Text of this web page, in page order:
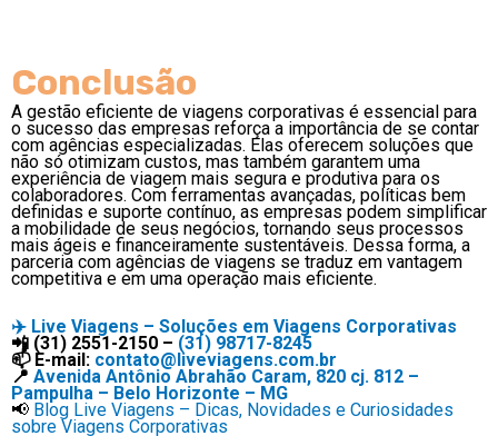
Conclusão
A gestão eficiente de viagens corporativas é essencial para
o sucesso das empresas reforça a importância de se contar
com agências especializadas. Elas oferecem soluções que
não só otimizam custos, mas também garantem uma
experiência de viagem mais segura e produtiva para os
colaboradores. Com ferramentas avançadas, políticas bem
definidas e suporte contínuo, as empresas podem simplificar
a mobilidade de seus negócios, tornando seus processos
mais ágeis e financeiramente sustentáveis. Dessa forma, a
parceria com agências de viagens se traduz em vantagem
competitiva e em uma operação mais eficiente.
✈️ Live Viagens – Soluções em Viagens Corporativas
📲 (31) 2551-2150 – (31) 98717-8245
📫 E-mail: contato@liveviagens.com.br
📍 Avenida Antônio Abrahão Caram, 820 cj. 812 –
Pampulha – Belo Horizonte – MG
📢 Blog Live Viagens – Dicas, Novidades e Curiosidades
sobre Viagens Corporativas